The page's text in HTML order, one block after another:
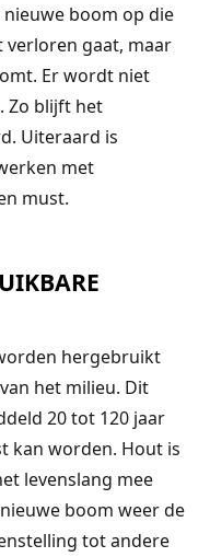
boom op die
verloren gaat, maar
Er wordt niet
Zo blijft het
Uiteraard is
met
must.
hergebruikt
het milieu. Dit
20 tot 120 jaar
kan worden. Hout is
levenslang mee
boom weer de
tot andere